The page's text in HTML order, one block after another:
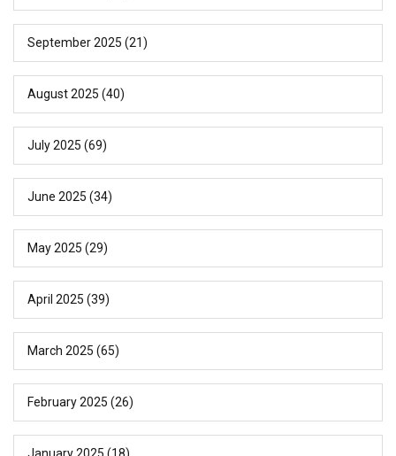
September 2025 (21)
August 2025 (40)
July 2025 (69)
June 2025 (34)
May 2025 (29)
April 2025 (39)
March 2025 (65)
February 2025 (26)
January 2025 (18)